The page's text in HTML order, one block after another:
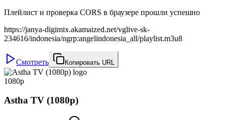
Плейлист и проверка CORS в браузере прошли успешно
https://janya-digimix.akamaized.net/vglive-sk-
234616/indonesia/ngrp:angelindonesia_all/playlist.m3u8
Смотреть Копировать URL
1080p
Astha TV (1080p)